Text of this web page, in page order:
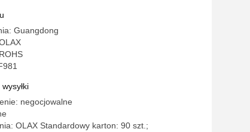
Guangdong
negocjowalne
OLAX Standardowy karton: 90 szt.;